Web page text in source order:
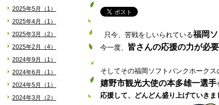
2025年5月（1）
2025年4月（1）
2025年3月（2）
2025年2月（4）
2024年9月（1）
2024年6月（1）
2024年5月（1）
2024年3月（2）
只今、苦戦をしいられている福岡
今一度、 皆さんの応援の力が必要
そしてその福岡ソフトバンクホークス
嬉野市観光大使の本多雄一選手
応援して、どんどん盛り上げていきま